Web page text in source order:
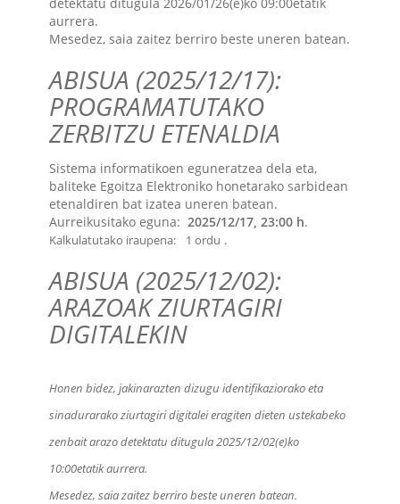
aurrera.
Mesedez, saia zaitez berriro beste uneren batean.
ABISUA (2025/12/17):
PROGRAMATUTAKO
ZERBITZU ETENALDIA
Sistema informatikoen eguneratzea dela eta,
baliteke Egoitza Elektroniko honetarako sarbidean
etenaldiren bat izatea uneren batean.
Aurreikusitako eguna: 2025/12/17, 23:00 h.
Kalkulatutako iraupena: 1 ordu .
ABISUA (2025/12/02):
ARAZOAK ZIURTAGIRI
DIGITALEKIN
Honen bidez, jakinarazten dizugu identifikaziorako eta
sinadurarako ziurtagiri digitalei eragiten dieten ustekabeko
zenbait arazo detektatu ditugula 2025/12/02(e)ko
10:00etatik aurrera.
Mesedez, saia zaitez berriro beste uneren batean.